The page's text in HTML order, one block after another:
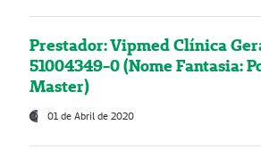
Prestador: Vipmed Clínica
51004349-0 (Nome Fantasia:
Master)
01 de Abril de 2020